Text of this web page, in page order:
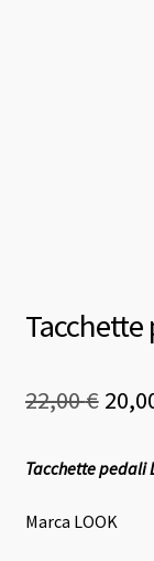
Tacchette
22,00€ Il
era:
Tacchette pedali
Marca LOOK